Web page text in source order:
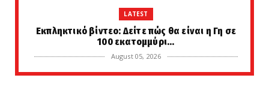
LATEST
Εκπληκτικό βίντεο: Δείτε πώς θα είναι η Γη σε
100 εκατομμύρι...
August 05, 2026
KOINONIA